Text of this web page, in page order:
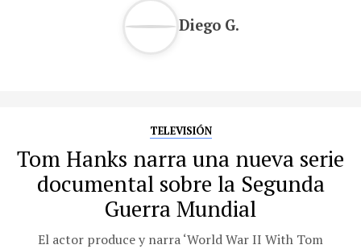
Diego G.
TELEVISIÓN
Tom Hanks narra una nueva serie
documental sobre la Segunda
Guerra Mundial
El actor produce y narra ‘World War II With Tom